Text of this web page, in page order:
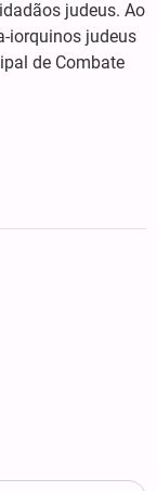
judeus. Ao
iorquinos judeus
de Combate